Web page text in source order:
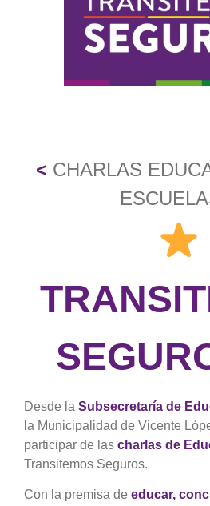
< CHARLAS
Desde la Subsecretaría de
la Municipalidad de Vicente
participar de las charlas de
Transitemos Seguros.
Con la premisa de educar,